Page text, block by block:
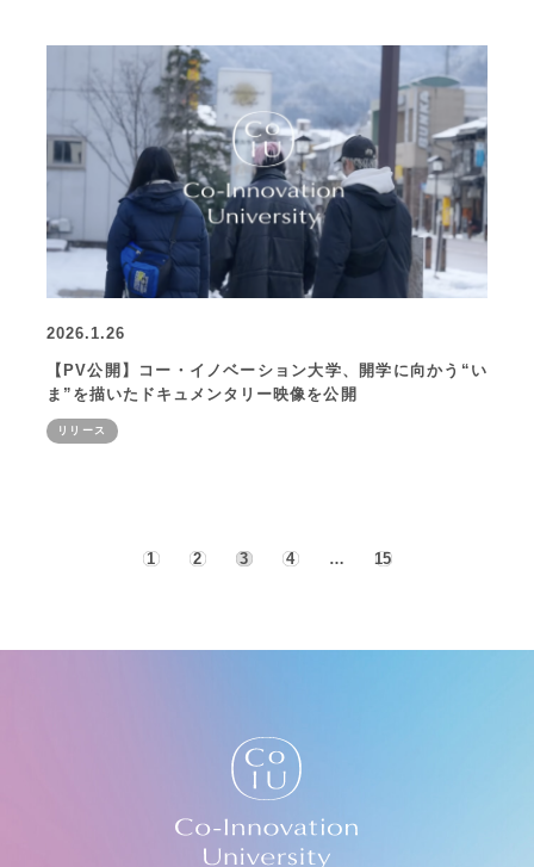
2026.1.26
【PV公開】コー・イノベーション大学、開学に向かう“い
ま”を描いたドキュメンタリー映像を公開
リリース
1 2 3 4 … 15